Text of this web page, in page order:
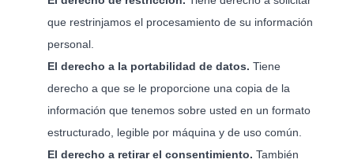
que restrinjamos el procesamiento de su información
personal.
El derecho a la portabilidad de datos. Tiene
derecho a que se le proporcione una copia de la
información que tenemos sobre usted en un formato
estructurado, legible por máquina y de uso común.
El derecho a retirar el consentimiento. También